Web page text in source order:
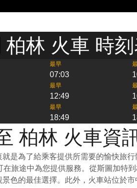
林 火車 時
最早
07:03
最早
12:49
最早
18:49
柏林 火車資
是為了給乘客提供所需要的愉快旅
旅途中為您提供服務。從斯圖加特
色的最佳選擇。此外，火車站位於